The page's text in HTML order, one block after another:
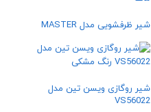
شیر ظرفشویی مدل MASTER
شیر روگازی ویسن تین مدل
VS56022